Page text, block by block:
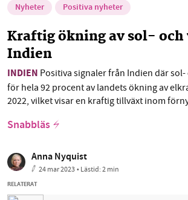
Nyheter Positiva nyheter
Kraftig ökning av sol-
Indien
INDIEN Positiva signaler från Indien där
för hela 92 procent av landets ökning av
2022, vilket visar en kraftig tillväxt inom
Snabbläs
Anna Nyquist
24 mar 2023• Lästid:2 min
RELATERAT